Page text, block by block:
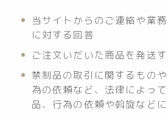
当サイトからのご連絡や業
に対する回答
ご注文いだいた商品を発送
禁制品の取引に関するもの
為の依頼など、法律によっ
品、行為の依頼や斡旋などに